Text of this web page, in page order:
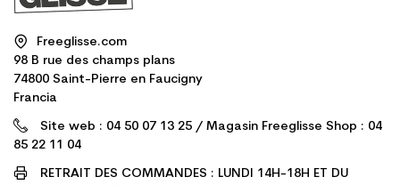
Freeglisse.com
98 B rue des champs plans
74800 Saint-Pierre en Faucigny
Francia
Site web : 04 50 07 13 25 / Magasin Freeglisse Shop : 04
85 22 11 04
RETRAIT DES COMMANDES : LUNDI 14H-18H ET DU